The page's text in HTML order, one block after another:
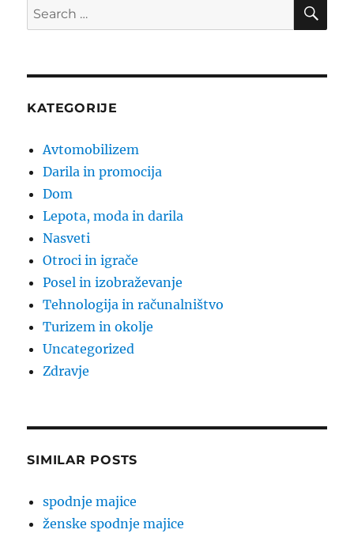
Search
for:
KATEGORIJE
Avtomobilizem
Darila in promocija
Dom
Lepota, moda in darila
Nasveti
Otroci in igrače
Posel in izobraževanje
Tehnologija in računalništvo
Turizem in okolje
Uncategorized
Zdravje
SIMILAR POSTS
spodnje majice
ženske spodnje majice